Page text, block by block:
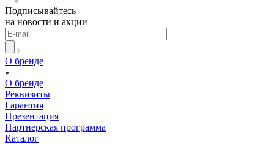
Подписывайтесь
на новости и акции
О бренде
О бренде
Реквизиты
Гарантия
Презентация
Партнерская программа
Каталог